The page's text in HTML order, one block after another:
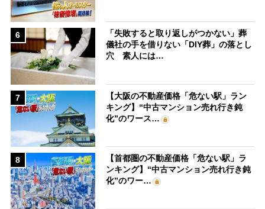
6
「失敗すると取り返しがつかない」葬
儀社の手を借りない「DIY葬」の落とし
穴 素人には…
7
【大阪の不動産価格「危ない駅」ラン
キング】“中古マンション売れ行き鈍
化”のワース…
8
【首都圏の不動産価格「危ない駅」ラ
ンキング】“中古マンション売れ行き鈍
化”のワー…